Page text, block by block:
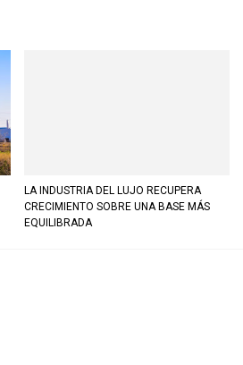
LA INDUSTRIA DEL LUJO RECUPERA
CRECIMIENTO SOBRE UNA BASE MÁS
EQUILIBRADA